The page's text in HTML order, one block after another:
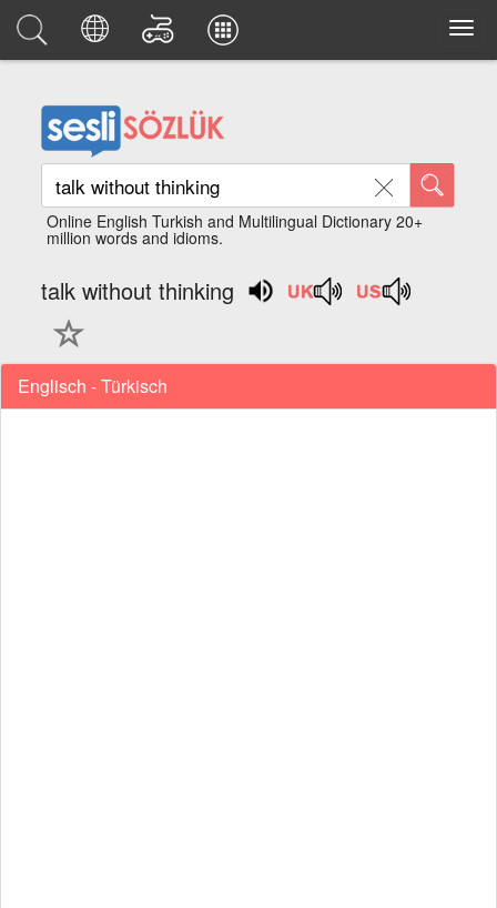
Online English Turkish and Multilingual Dictionary 20+
million words and idioms.
talk without thinking
Englisch - Türkisch